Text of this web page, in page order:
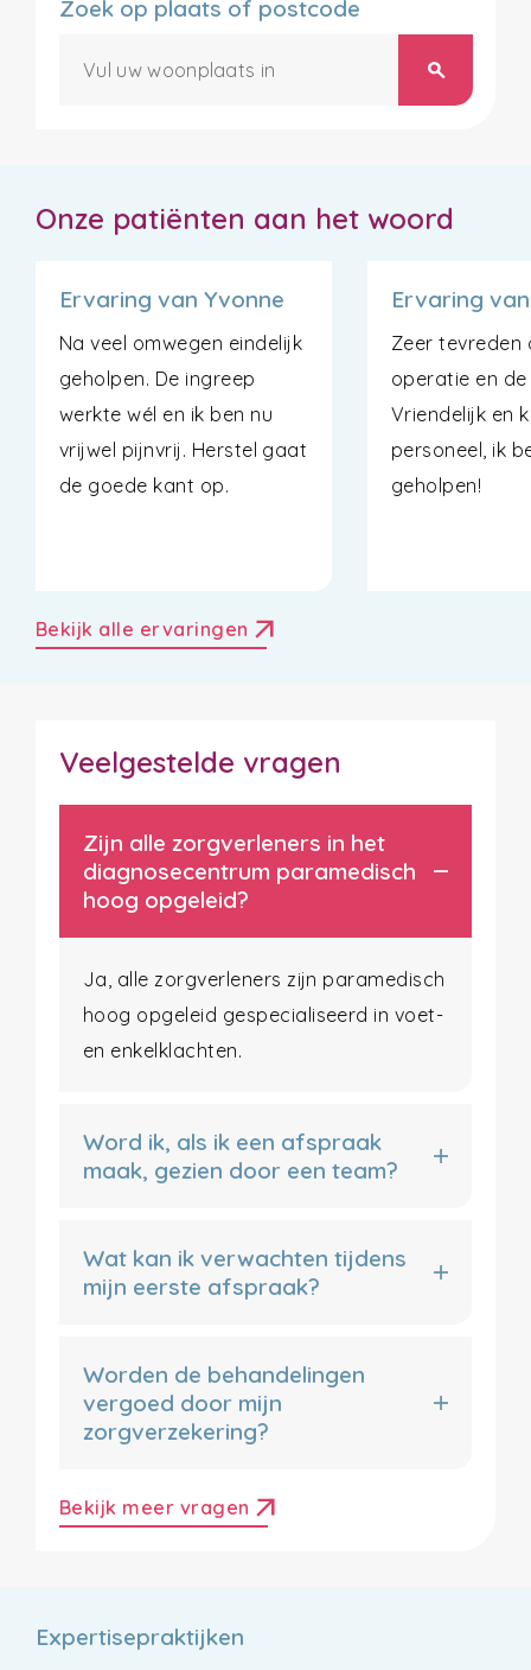
Zoek op plaats of postcode
search
Onze patiënten aan het woord
Ervaring van Yvonne
Na veel omwegen eindelijk
geholpen. De ingreep
werkte wél en ik ben nu
vrijwel pijnvrij. Herstel gaat
de goede kant op.
Ervaring
Zeer tevreden
operatie en
Vriendelijk en
personeel, ik
geholpen!
Bekijk alle ervaringen arrow_outward
Veelgestelde vragen
Zijn alle zorgverleners in het
diagnosecentrum paramedisch
hoog opgeleid?
Ja, alle zorgverleners zijn paramedisch
hoog opgeleid gespecialiseerd in voet-
en enkelklachten.
Word ik, als ik een afspraak
maak, gezien door een team?
Wat kan ik verwachten tijdens
mijn eerste afspraak?
Worden de behandelingen
vergoed door mijn
zorgverzekering?
Bekijk meer vragen arrow_outward
Expertisepraktijken